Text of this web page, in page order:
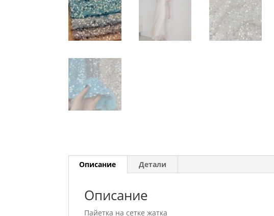
Описание Детали
Описание
Пайетка на сетке жатка